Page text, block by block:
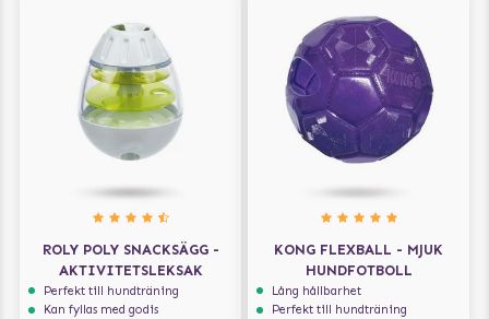
ROLY POLY SNACKSÄGG -
AKTIVITETSLEKSAK
Perfekt till hundträning
Kan fyllas med godis
KONG FLEXBALL - MJUK
HUNDFOTBOLL
Lång hållbarhet
Perfekt till hundträning